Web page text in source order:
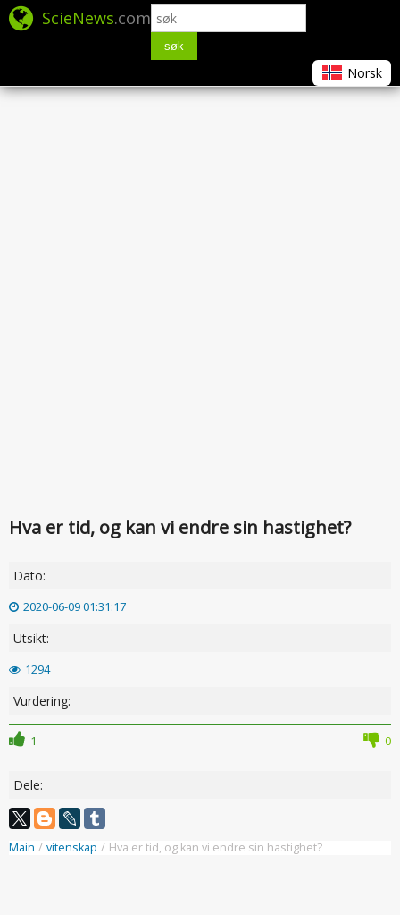
ScieNews.com
søk
Norsk
Hva er tid, og kan vi endre sin hastighet?
Dato:
2020-06-09 01:31:17
Utsikt:
1294
Vurdering:
1 0
Dele:
Main / vitenskap / Hva er tid, og kan vi endre sin hastighet?